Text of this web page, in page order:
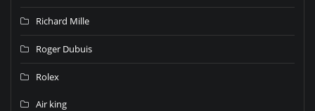
Richard Mille
Roger Dubuis
Rolex
Air king